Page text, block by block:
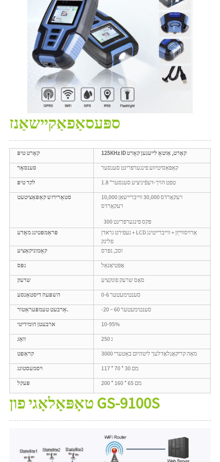
ספּעסאַפאַקיישאַנז
קאָרט טיפּ
125KHz ID קאָרט, אַוטאָ לייענען קאָרט
סענסאָר
קאַפּאַסיטיווע פינגערפּרינט סענסער
לקד טיפּ
1.8 "טפט הויך-דעפֿיניציע סענסער
סטאָרידזש קאַפּאַציטעט
10,000 רעקאָרדס 30,000 ווייבריישאַן
רעקאָרדס
300 פּקס פינגערפּרינט
פּראַמפּטינג מאָדע
געפירט גראדן + LCD אַרויסווייַזן + ווייברייטינג
פלינק
קאָמוניקאַציע
וסב, גפּרס
גפּס
אָפּטיאָנאַל
שרעק
סאָס שרעק פונקציע
השפּעה דיסטאַנסע
0-6 סענטימעטער
אַרבעט טעמפּעראַטור.
-20 ~ 60 סענטימעטער
ארבעטן הומידיטי
10-95%
וואָג
250 ג
קראַפט
3000 מאַה קריקאָנלאָדלעך ליטהיום באַטערי
ויסמעסטונג
117 * 70 * 30 מם
פּעקל
200 * 160 * 65 מם
טאָפּאָלאָגי פון GS-9100S